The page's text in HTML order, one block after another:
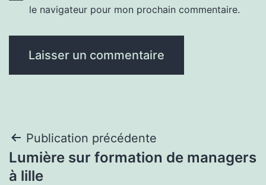
le navigateur pour mon prochain commentaire.
Navigation
de
Publication précédente
Lumière sur formation de managers
à lille